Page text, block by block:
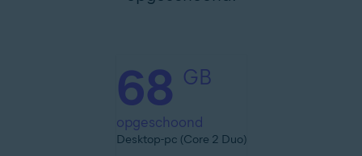
68 GB
opgeschoond
Desktop-pc (Core 2 Duo)